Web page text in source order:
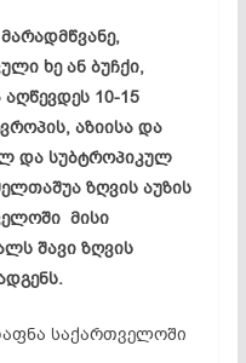
ხე ან ბუჩქი,
10-15
აზიისა და
და სუბტროპიკულ
ზღვის აუზის
მისი
შავი ზღვის
საქართველოში